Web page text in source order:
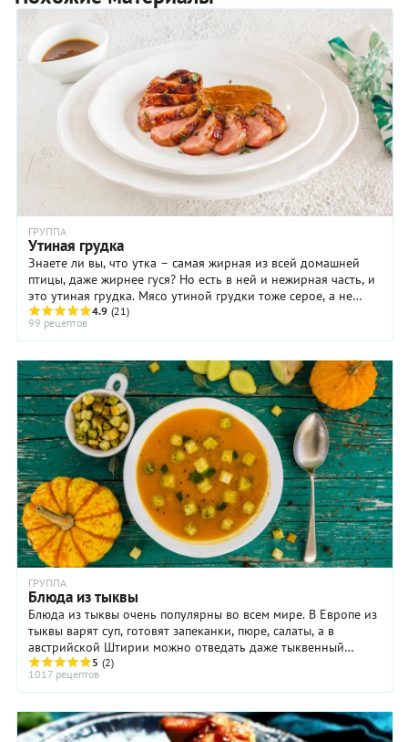
ГРУППА
Утиная грудка
Знаете ли вы, что утка – самая жирная из всей домашней
птицы, даже жирнее гуся? Но есть в ней и нежирная часть, и
это утиная грудка. Мясо утиной грудки тоже серое, а не
белое, как у курицы или ...
4.9 (21)
99 рецептов
ГРУППА
Блюда из тыквы
Блюда из тыквы очень популярны во всем мире. В Европе из
тыквы варят суп, готовят запеканки, пюре, салаты, а в
австрийской Штирии можно отведать даже тыквенный
шнапс и тыквенный кофе. В Армении ...
5 (2)
1017 рецептов